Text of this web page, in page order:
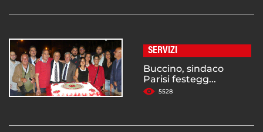
SERVIZI
Buccino, sindaco
Parisi festegg...
5528